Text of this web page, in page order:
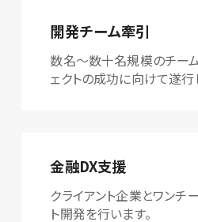
開発チーム牽引
数名～数十名規模のチー
ェクトの成功に向けて遂行
金融DX支援
クライアント企業とワンチ
ト開発を行います。